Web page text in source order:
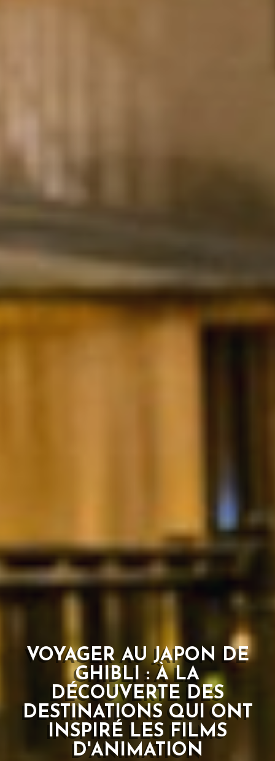
VOYAGER AU JAPON DE
GHIBLI : À LA
DÉCOUVERTE DES
DESTINATIONS QUI ONT
INSPIRÉ LES FILMS
D'ANIMATION